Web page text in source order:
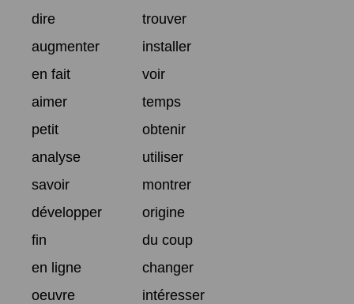
dire
trouver
augmenter
installer
en fait
voir
aimer
temps
petit
obtenir
analyse
utiliser
savoir
montrer
développer
origine
fin
du coup
en ligne
changer
oeuvre
intéresser